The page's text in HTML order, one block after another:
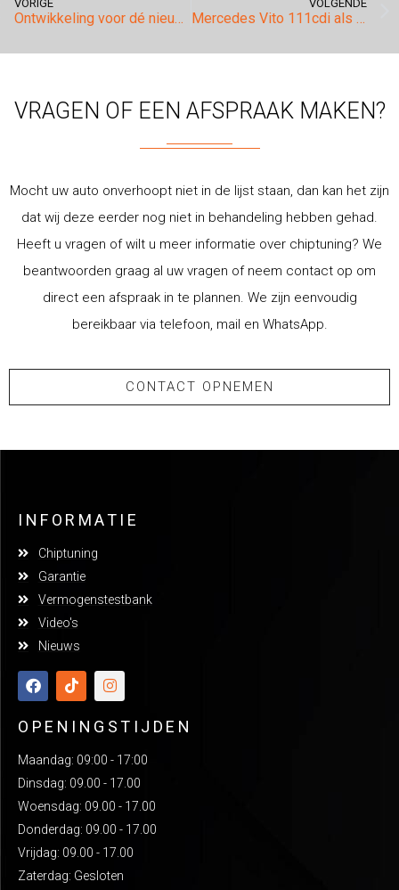
VORIGE
Ontwikkeling voor dé nieuwe Audi Rs4 in volle gang.
VOLGENDE
Mercedes Vito 111cdi als een 114cdi laten rijden na tuning!
VRAGEN OF EEN AFSPRAAK MAKEN?
Mocht uw auto onverhoopt niet in de lijst staan, dan kan het zijn
dat wij deze eerder nog niet in behandeling hebben gehad.
Heeft u vragen of wilt u meer informatie over chiptuning? We
beantwoorden graag al uw vragen of neem contact op om
direct een afspraak in te plannen. We zijn eenvoudig
bereikbaar via telefoon, mail en WhatsApp.
CONTACT OPNEMEN
INFORMATIE
Chiptuning
Garantie
Vermogenstestbank
Video's
Nieuws
OPENINGSTIJDEN
Maandag: 09:00 - 17:00
Dinsdag: 09.00 - 17.00
Woensdag: 09.00 - 17.00
Donderdag: 09.00 - 17.00
Vrijdag: 09.00 - 17.00
Zaterdag: Gesloten